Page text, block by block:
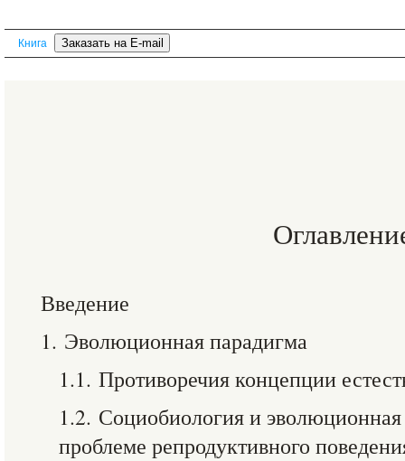
Книга
Введение
1. Эволюционная парадигма
1.1. Противоречия концепции
1.2. Социобиология и эволюционная
проблеме репродуктивного